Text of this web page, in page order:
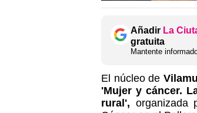
Añadir La
gratuita
Mantente
El núcleo de
'Mujer y cáncer.
rural', organizada